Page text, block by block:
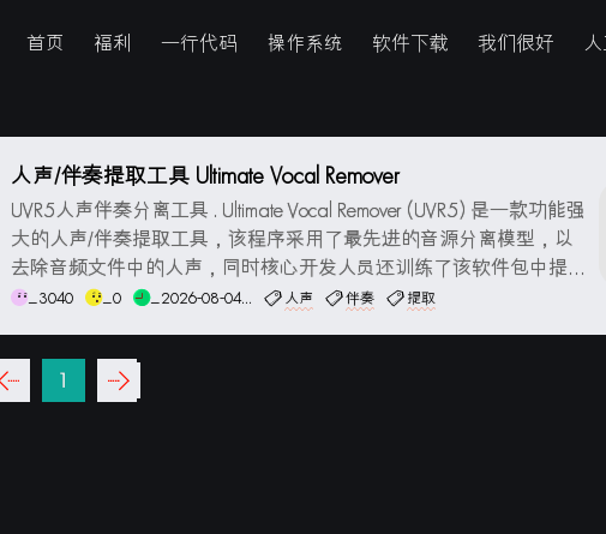
首页 福利 一行代码 操作系统 软件下载 我们很好
人声/伴奏提取工具 Ultimate Vocal Remover
UVR5人声伴奏分离工具 . Ultimate Vocal Remover (UVR5) 是一款功能强
大的人声/伴奏提取工具，该程序采用了最先进的音源分离模型，以
去除音频文件中的人声，同时核心开发人员还训练了该软件包中提供
的所有模型（除了Demucs的辅助模型）。在使用UVR5时，您可以轻
_3040 _0 _2026-08-04... 人声 伴奏 提取
‹‹ 1 ››